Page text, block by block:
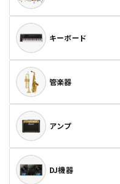
キーボード
管楽器
アンプ
DJ機器